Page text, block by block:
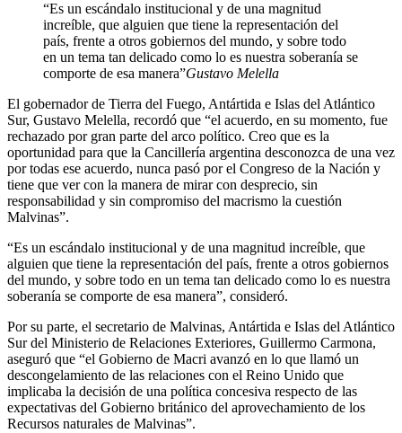
“Es un escándalo institucional y de una magnitud
increíble, que alguien que tiene la representación del
país, frente a otros gobiernos del mundo, y sobre todo
en un tema tan delicado como lo es nuestra soberanía se
comporte de esa manera”Gustavo Melella
El gobernador de Tierra del Fuego, Antártida e Islas del Atlántico
Sur, Gustavo Melella, recordó que “el acuerdo, en su momento, fue
rechazado por gran parte del arco político. Creo que es la
oportunidad para que la Cancillería argentina desconozca de una vez
por todas ese acuerdo, nunca pasó por el Congreso de la Nación y
tiene que ver con la manera de mirar con desprecio, sin
responsabilidad y sin compromiso del macrismo la cuestión
Malvinas”.
“Es un escándalo institucional y de una magnitud increíble, que
alguien que tiene la representación del país, frente a otros gobiernos
del mundo, y sobre todo en un tema tan delicado como lo es nuestra
soberanía se comporte de esa manera”, consideró.
Por su parte, el secretario de Malvinas, Antártida e Islas del Atlántico
Sur del Ministerio de Relaciones Exteriores, Guillermo Carmona,
aseguró que “el Gobierno de Macri avanzó en lo que llamó un
descongelamiento de las relaciones con el Reino Unido que
implicaba la decisión de una política concesiva respecto de las
expectativas del Gobierno británico del aprovechamiento de los
Recursos naturales de Malvinas”.